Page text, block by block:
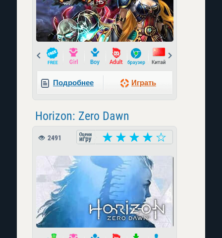
Prev
Подробнее Играть
Horizon: Zero Dawn
2491